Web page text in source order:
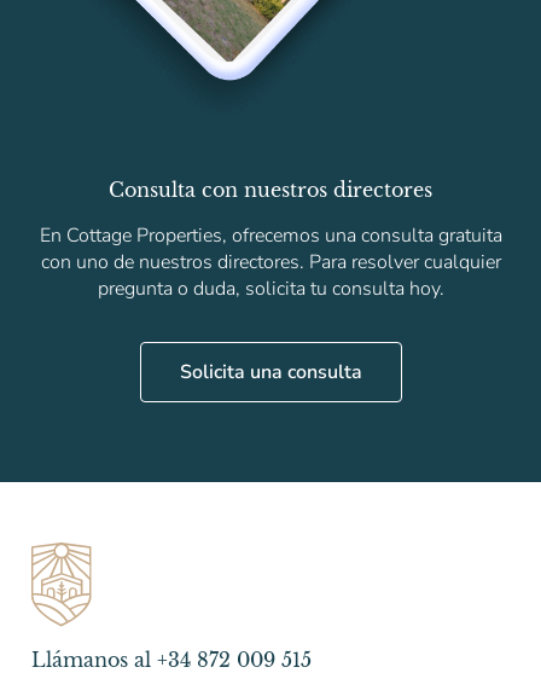
Consulta con nuestros directores
En Cottage Properties, ofrecemos una consulta gratuita
con uno de nuestros directores. Para resolver cualquier
pregunta o duda, solicita tu consulta hoy.
Solicita una consulta
Llámanos al +34 872 009 515